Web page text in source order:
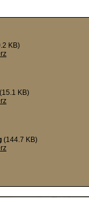
KB)
(15.1 KB)
(144.7 KB)